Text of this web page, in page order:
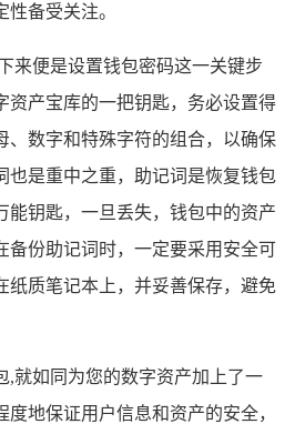
备受关注。
来便是设置钱包密码这一关键步
资产宝库的一把钥匙，务必设置得
、数字和特殊字符的组合，以确保
也是重中之重，助记词是恢复钱包
能钥匙，一旦丢失，钱包中的资产
备份助记词时，一定要采用安全可
纸质笔记本上，并妥善保存，避免
,就如同为您的数字资产加上了一
地保证用户信息和资产的安全，